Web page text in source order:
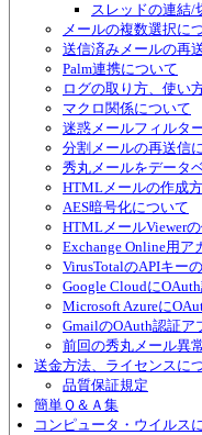
スレッドの連結/
メールの複数選択に
送信済みメールの再
Palm連携について
ログの取り方、使い
マクロ関係について
迷惑メールフィルタ
分割メールの再送信
秀丸メールをデータ
HTMLメールの作成
AES暗号化について
HTMLメールViewer
Exchange Online用
VirusTotalのAPIキー
Google Cloudに
Microsoft Azureに
GmailのOAuth認証ア
前回の秀丸メール異
送金方法、ライセンスに
品質保証規定
簡単Ｑ＆Ａ集
コンピュータ・ウイルス